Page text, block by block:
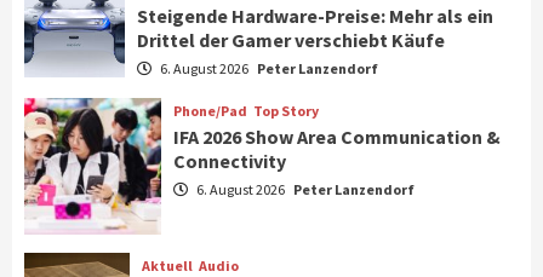
7
Smart Living Top Story
Verbraucher setzen immer mehr auf
1
Aktuell
Steigende Hardware-Preise: Mehr als ein
Drittel der Gamer verschiebt Käufe
Steigende Hardware-Preise: Mehr als ein
Drittel der Gamer verschiebt Käufe
6. August 2026 Peter Lanzendorf
Phone/Pad Top Story
IFA 2026 Show Area Communication &
Connectivity
6. August 2026 Peter Lanzendorf
Aktuell Audio